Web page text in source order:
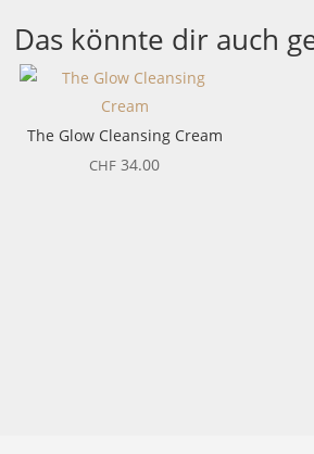
Das könnte dir auch
The Glow Cleansing Cream
CHF 34.00